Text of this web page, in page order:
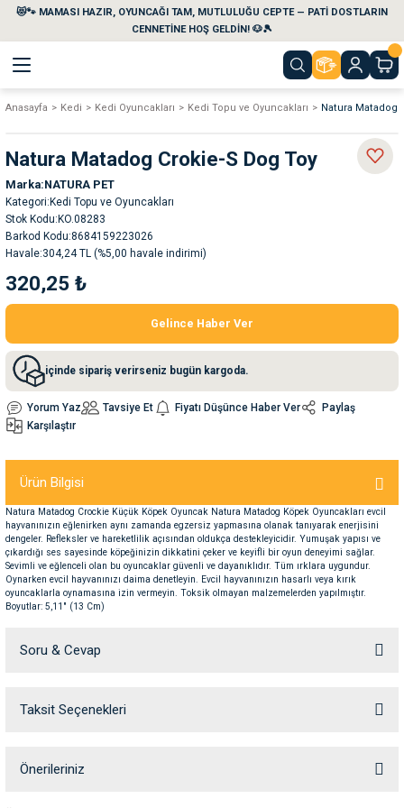
😻🐾 MAMASI HAZIR, OYUNCAĞI TAM, MUTLULUĞU CEPTE — PATİ DOSTLARIN
CENNETİNE HOŞ GELDİN! 🐶🎾
Geri Dön
Geri Dön
Temizlik Ürünleri
Su Kabları
Seyahat Ürünleri
Geri Dön
Geri Dön
Geri Dön
Geri Dön
Anasayfa Kedi Kedi Oyuncakları Kedi Topu ve Oyuncakları Natura Matadog
Natura Matadog Crokie-S Dog Toy
Marka NATURA PET
Kategori Kedi Topu ve Oyuncakları
Stok Kodu KO.08283
Barkod Kodu 8684159223026
Havale 304,24 TL (%5,00 havale indirimi)
320,25 ₺
Gelince Haber Ver
içinde sipariş verirseniz bugün kargoda.
Yorum Yaz Tavsiye Et Fiyatı Düşünce Haber Ver
Paylaş
Karşılaştır
Ürün Bilgisi
Natura Matadog Crockie Küçük Köpek Oyuncak Natura Matadog Köpek Oyuncakları evcil
hayvanınızın eğlenirken aynı zamanda egzersiz yapmasına olanak tanıyarak enerjisini
dengeler. Refleksler ve hareketlilik açısından oldukça destekleyicidir. Yumuşak yapısı ve
çıkardığı ses sayesinde köpeğinizin dikkatini çeker ve keyifli bir oyun deneyimi sağlar.
Sevimli ve eğlenceli olan bu oyuncaklar güvenli ve dayanıklıdır. Tüm ırklara uygundur.
Oynarken evcil hayvanınızı daima denetleyin. Evcil hayvanınızın hasarlı veya kırık
oyuncaklarla oynamasına izin vermeyin. Toksik olmayan malzemelerden yapılmıştır.
Boyutlar: 5,11" (13 Cm)
Soru & Cevap
Ürün hakkında henüz soru sorulmamış.
Taksit Seçenekleri
Önerileriniz